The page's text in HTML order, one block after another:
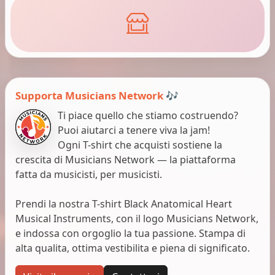
Supporta Musicians Network 🎶
Ti piace quello che stiamo costruendo?
Puoi aiutarci a tenere viva la jam!
Ogni T-shirt che acquisti sostiene la
crescita di Musicians Network — la piattaforma
fatta da musicisti, per musicisti.
Prendi la nostra T-shirt Black Anatomical Heart
Musical Instruments, con il logo Musicians Network,
e indossa con orgoglio la tua passione. Stampa di
alta qualita, ottima vestibilita e piena di significato.